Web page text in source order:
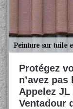
Protégez
n’avez pas
Appelez
Ventadour